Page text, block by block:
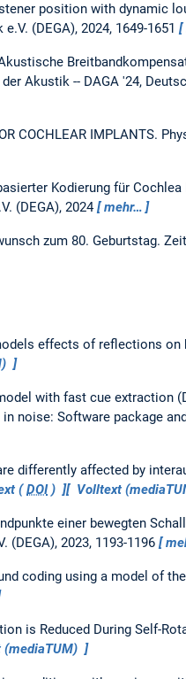
position with dynamic
(DEGA), 2024, 1649-1651
Akustik -- DAGA '24,
COCHLEAR IMPLANTS.
Kodierung für Cochlea
(DEGA), 2024
mehr…
zum 80. Geburtstag.
effects of reflections on
with fast cue extraction
noise: Software package
differently affected by
(DOI) Volltext
einer bewegten
2023, 1193-1196
coding using a model of
is Reduced During Self-
(mediaTUM)